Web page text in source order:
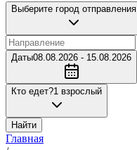
Выберите город отправления
Даты08.08.2026 - 15.08.2026
Кто едет?1 взрослый
Найти
Главная